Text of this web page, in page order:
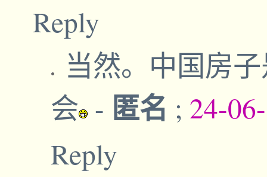
Reply
当然。中国房
会 - 匿名 ; 24-
Reply